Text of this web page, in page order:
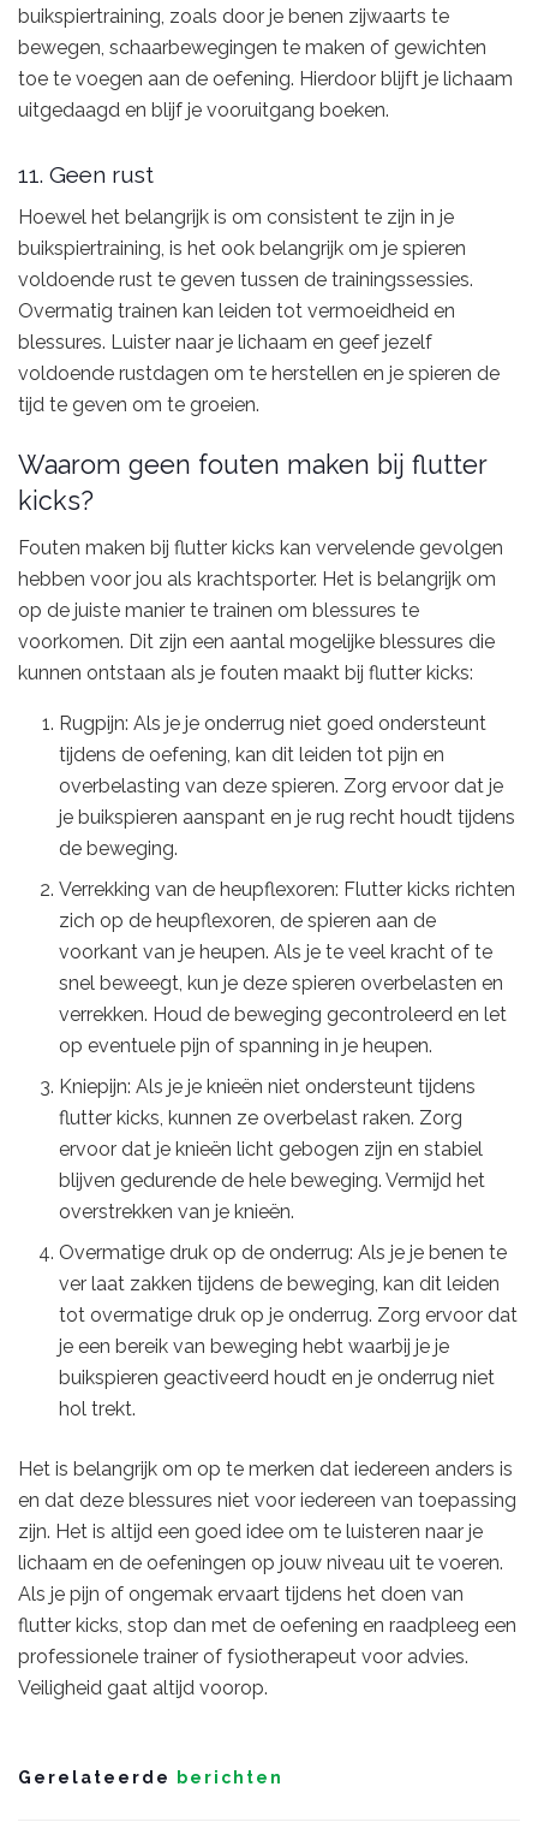
buikspiertraining, zoals door je benen zijwaarts te
bewegen, schaarbewegingen te maken of gewichten
toe te voegen aan de oefening. Hierdoor blijft je lichaam
uitgedaagd en blijf je vooruitgang boeken.
11. Geen rust
Hoewel het belangrijk is om consistent te zijn in je
buikspiertraining, is het ook belangrijk om je spieren
voldoende rust te geven tussen de trainingssessies.
Overmatig trainen kan leiden tot vermoeidheid en
blessures. Luister naar je lichaam en geef jezelf
voldoende rustdagen om te herstellen en je spieren de
tijd te geven om te groeien.
Waarom geen fouten maken bij flutter
kicks?
Fouten maken bij flutter kicks kan vervelende gevolgen
hebben voor jou als krachtsporter. Het is belangrijk om
op de juiste manier te trainen om blessures te
voorkomen. Dit zijn een aantal mogelijke blessures die
kunnen ontstaan als je fouten maakt bij flutter kicks:
Rugpijn: Als je je onderrug niet goed ondersteunt
tijdens de oefening, kan dit leiden tot pijn en
overbelasting van deze spieren. Zorg ervoor dat je
je buikspieren aanspant en je rug recht houdt tijdens
de beweging.
Verrekking van de heupflexoren: Flutter kicks richten
zich op de heupflexoren, de spieren aan de
voorkant van je heupen. Als je te veel kracht of te
snel beweegt, kun je deze spieren overbelasten en
verrekken. Houd de beweging gecontroleerd en let
op eventuele pijn of spanning in je heupen.
Kniepijn: Als je je knieën niet ondersteunt tijdens
flutter kicks, kunnen ze overbelast raken. Zorg
ervoor dat je knieën licht gebogen zijn en stabiel
blijven gedurende de hele beweging. Vermijd het
overstrekken van je knieën.
Overmatige druk op de onderrug: Als je je benen te
ver laat zakken tijdens de beweging, kan dit leiden
tot overmatige druk op je onderrug. Zorg ervoor dat
je een bereik van beweging hebt waarbij je je
buikspieren geactiveerd houdt en je onderrug niet
hol trekt.
Het is belangrijk om op te merken dat iedereen anders is
en dat deze blessures niet voor iedereen van toepassing
zijn. Het is altijd een goed idee om te luisteren naar je
lichaam en de oefeningen op jouw niveau uit te voeren.
Als je pijn of ongemak ervaart tijdens het doen van
flutter kicks, stop dan met de oefening en raadpleeg een
professionele trainer of fysiotherapeut voor advies.
Veiligheid gaat altijd voorop.
Gerelateerde berichten